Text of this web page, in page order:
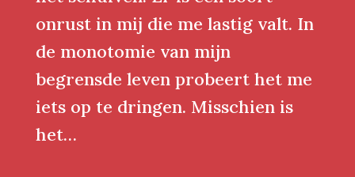
onrust in mij die me lastig valt. In
de monotomie van mijn
begrensde leven probeert het me
iets op te dringen. Misschien is
het…